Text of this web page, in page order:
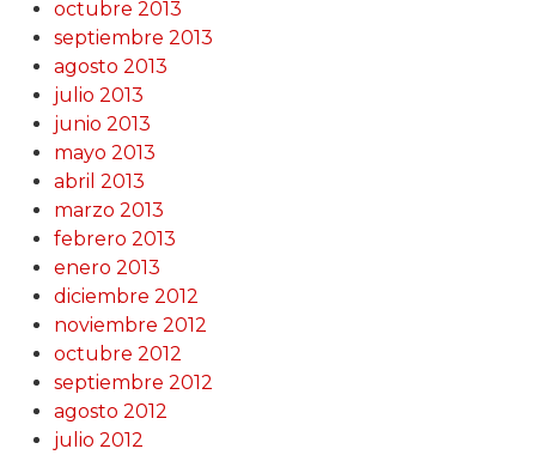
octubre 2013
septiembre 2013
agosto 2013
julio 2013
junio 2013
mayo 2013
abril 2013
marzo 2013
febrero 2013
enero 2013
diciembre 2012
noviembre 2012
octubre 2012
septiembre 2012
agosto 2012
julio 2012